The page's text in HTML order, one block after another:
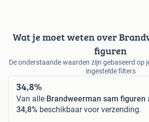
Wat je moet weten over
figuren
De onderstaande waarden zijn gebaseerd op
ingestelde filters
34,8%
Van alle Brandweerman sam figuren
34,8% beschikbaar voor verzending.